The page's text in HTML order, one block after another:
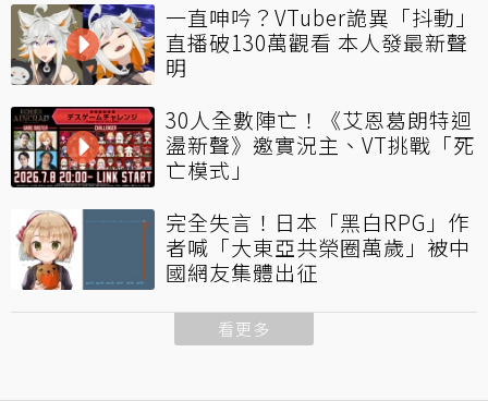
一直呻吟？VTuber詭異「抖動」
直播破130萬觀看 本人發最新聲
明
30人全數陣亡！《艾恩葛朗特迴
盪新聲》邀實況主、VT挑戰「死
亡模式」
完全失言！日本「黑白RPG」作
者喊「大東亞共榮圈萬歲」被中
國網友集體出征
看更多